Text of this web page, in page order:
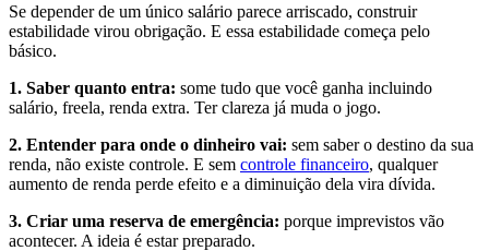
Se depender de um único salário parece arriscado, construir
estabilidade virou obrigação. E essa estabilidade começa pelo
básico.
1. Saber quanto entra: some tudo que você ganha incluindo
salário, freela, renda extra. Ter clareza já muda o jogo.
2. Entender para onde o dinheiro vai: sem saber o destino da sua
renda, não existe controle. E sem controle financeiro, qualquer
aumento de renda perde efeito e a diminuição dela vira dívida.
3. Criar uma reserva de emergência: porque imprevistos vão
acontecer. A ideia é estar preparado.